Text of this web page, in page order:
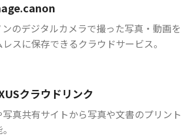
ンのデジタルカメラで撮った写真・動画を
レスに保存できるクラウドサービス。
クラウドリンク
写真共有サイトから写真や文書のプリント